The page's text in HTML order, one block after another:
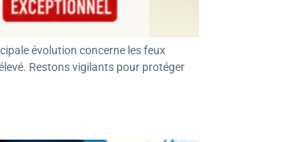
évolution concerne les feux
Restons vigilants pour protéger